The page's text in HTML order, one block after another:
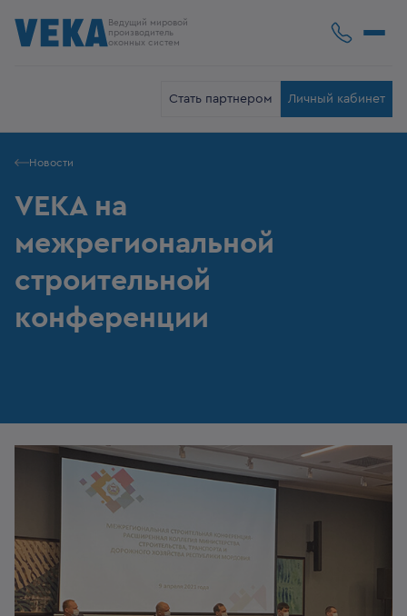
Ведущий мировой
производитель
оконных систем
Стать партнером Личный кабинет
Новости
VEKA на
межрегиональной
строительной
конференции